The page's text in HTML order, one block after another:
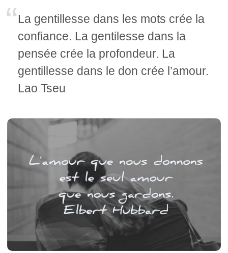
La gentillesse dans les mots crée la
confiance. La gentilesse dans la
pensée crée la profondeur. La
gentillesse dans le don crée l’amour.
Lao Tseu